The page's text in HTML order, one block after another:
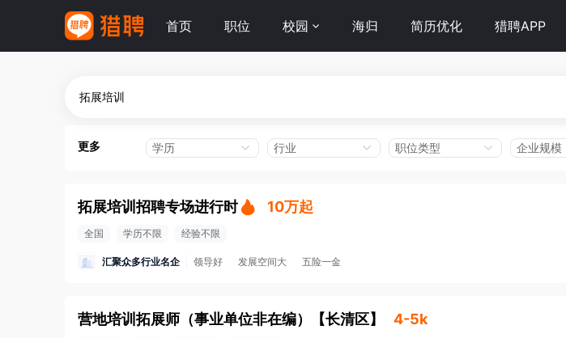
首页 职位 校园 海归 简历优化 猎聘APP
更多 学历 行业 职位类型 企业规模
拓展培训招聘专场进行时 10万起
全国 学历不限 经验不限
汇聚众多行业名企 领导好 发展空间大 五险一金
营地培训拓展师（事业单位非在编） 【长清区】 4-5k